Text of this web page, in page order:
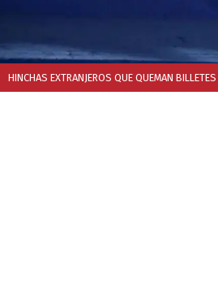
HINCHAS EXTRANJEROS QUE QUEMAN